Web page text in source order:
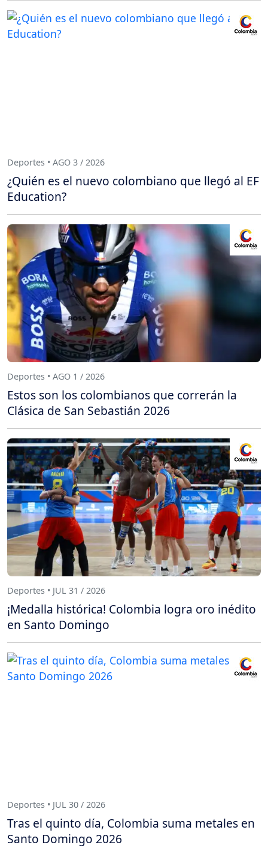
Deportes • AGO 3 / 2026
¿Quién es el nuevo colombiano que llegó al EF
Education?
Deportes • AGO 1 / 2026
Estos son los colombianos que correrán la
Clásica de San Sebastián 2026
Deportes • JUL 31 / 2026
¡Medalla histórica! Colombia logra oro inédito
en Santo Domingo
Deportes • JUL 30 / 2026
Tras el quinto día, Colombia suma metales en
Santo Domingo 2026